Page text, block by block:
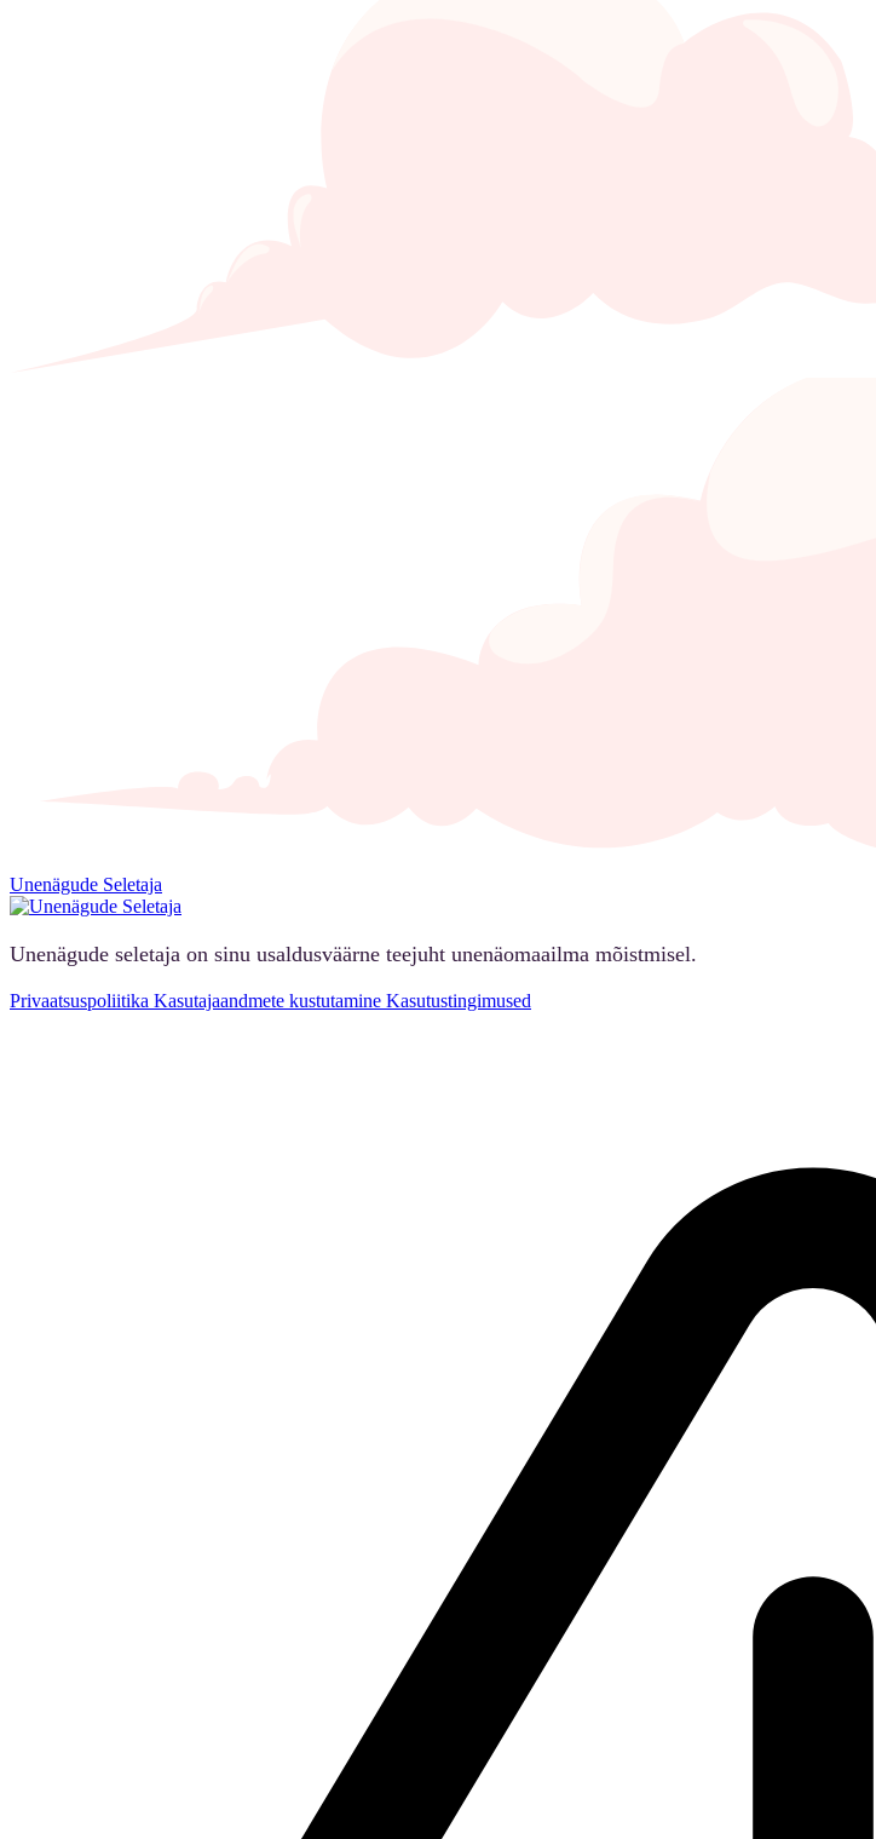
Unenägude Seletaja
Unenägude seletaja on sinu usaldusväärne teejuht unenäomaailma mõistmisel.
Privaatsuspoliitika Kasutajaandmete kustutamine Kasutustingimused